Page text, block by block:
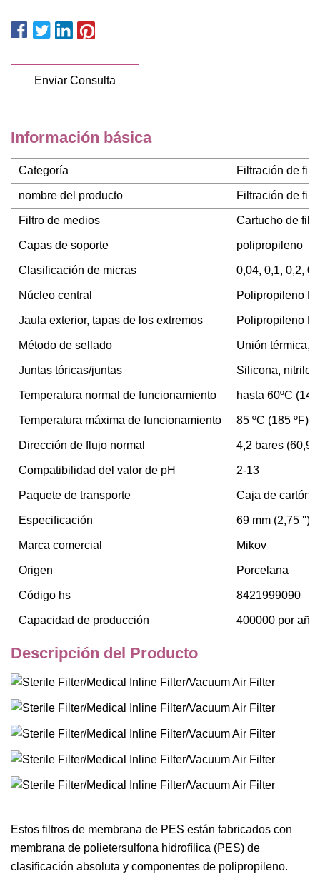
Enviar Consulta
Información básica
Categoría Filtración de
nombre del producto Filtración de
Filtro de medios Cartucho de
Capas de soporte polipropileno
Clasificación de micras 0,04, 0,1, 0,2,
Núcleo central Polipropileno
Jaula exterior, tapas de los extremos Polipropileno
Método de sellado Unión térmica,
Juntas tóricas/juntas Silicona, nitrilo,
Temperatura normal de funcionamiento hasta 60ºC
Temperatura máxima de funcionamiento 85 ºC (185 ºF)
Dirección de flujo normal 4,2 bares (60,9
Compatibilidad del valor de pH 2-13
Paquete de transporte Caja de cartón
Especificación 69 mm (2,75 '')
Marca comercial Mikov
Origen Porcelana
Código hs 8421999090
Capacidad de producción 400000 por año
Descripción del Producto
Estos filtros de membrana de PES están fabricados con
membrana de polietersulfona hidrofílica (PES) de
clasificación absoluta y componentes de polipropileno.